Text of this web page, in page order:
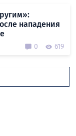
нападения
0 619